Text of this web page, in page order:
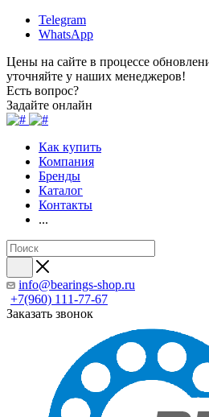
Telegram
WhatsApp
Цены на сайте в процессе
уточняйте у наших менеджеров!
Есть вопрос?
Задайте онлайн
Как купить
Компания
Бренды
Каталог
Контакты
...
info@bearings-shop.ru
+7(960) 111-77-67
Заказать звонок